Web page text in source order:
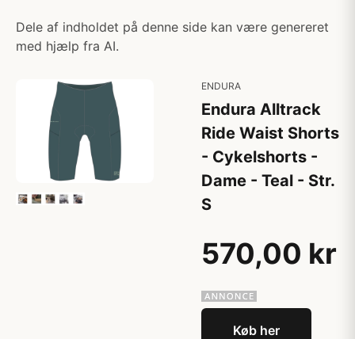
Dele af indholdet på denne side kan være genereret
med hjælp fra AI.
ENDURA
Endura Alltrack
Ride Waist Shorts
- Cykelshorts -
Dame - Teal - Str.
S
570,00 kr
Køb her